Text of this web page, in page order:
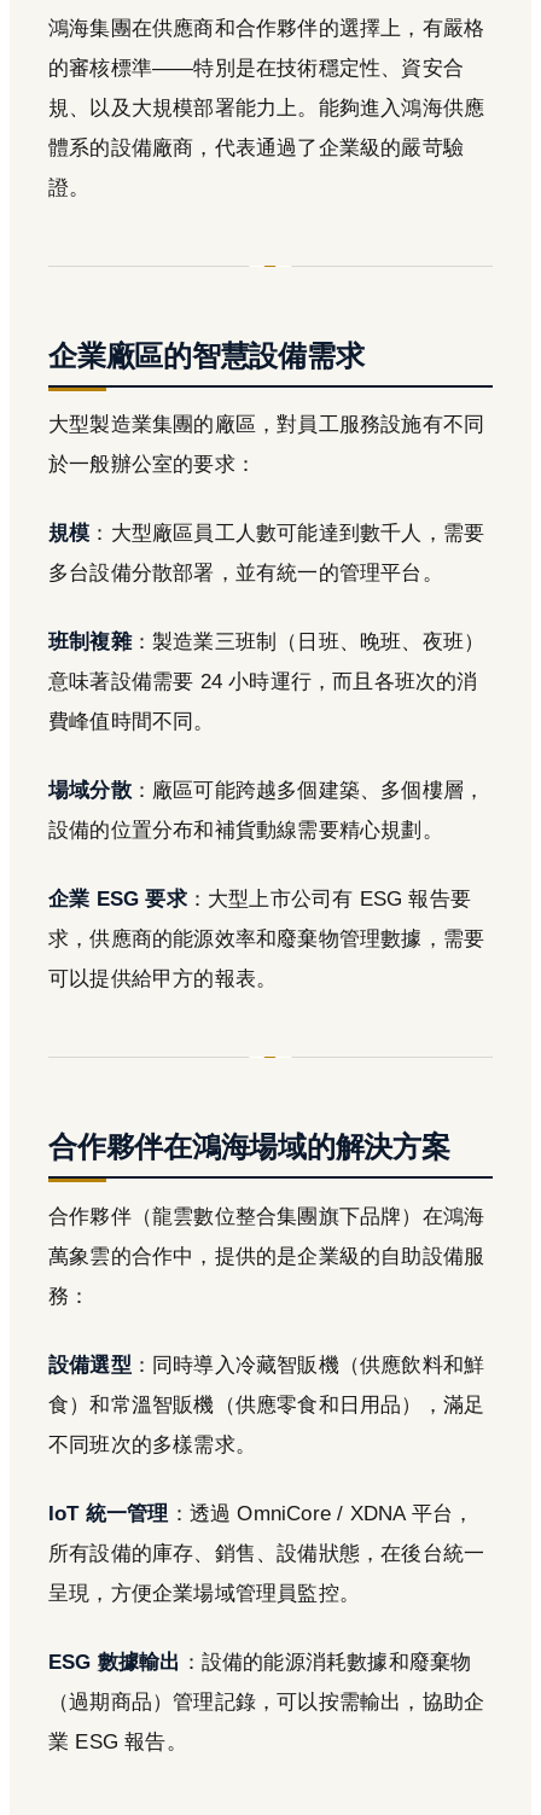
鴻海集團在供應商和合作夥伴的選擇上，有嚴格
的審核標準——特別是在技術穩定性、資安合
規、以及大規模部署能力上。能夠進入鴻海供應
體系的設備廠商，代表通過了企業級的嚴苛驗
證。
企業廠區的智慧設備需求
大型製造業集團的廠區，對員工服務設施有不同
於一般辦公室的要求：
規模 ：大型廠區員工人數可能達到數千人，需要
多台設備分散部署，並有統一的管理平台。
班制複雜：製造業三班制（日班、晚班、夜班）
意味著設備需要 24 小時運行，而且各班次的消
費峰值時間不同。
場域分散：廠區可能跨越多個建築、多個樓層，
設備的位置分布和補貨動線需要精心規劃。
企業 ESG 要求：大型上市公司有 ESG 報告要
求，供應商的能源效率和廢棄物管理數據，需要
可以提供給甲方的報表。
合作夥伴在鴻海場域的解決方案
合作夥伴（龍雲數位整合集團旗下品牌）在鴻海
萬象雲的合作中，提供的是企業級的自助設備服
務：
設備選型 ：同時導入冷藏智販機（供應飲料和鮮
食）和常溫智販機（供應零食和日用品），滿足
不同班次的多樣需求。
IoT 統一管理 ：透過 OmniCore / XDNA 平台，
所有設備的庫存、銷售、設備狀態，在後台統一
呈現，方便企業場域管理員監控。
ESG 數據輸出 ：設備的能源消耗數據和廢棄物
（過期商品）管理記錄，可以按需輸出，協助企
業 ESG 報告。